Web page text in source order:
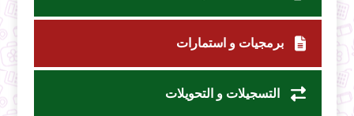
برمجيات و استمارات
التسجيلات و التحويلات